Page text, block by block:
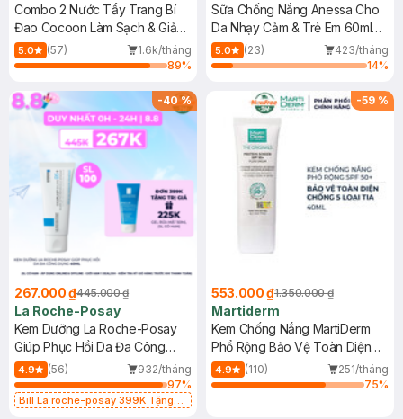
Combo 2 Nước Tẩy Trang Bí
Đao Cocoon Làm Sạch & Giảm
Dầu 500ml
5.0 (57)
1.6k/tháng
89%
Sữa Chống Nắng Anessa Cho
Da Nhạy Cảm & Trẻ Em 60ml
(Mới)
5.0 (23)
423/tháng
14%
-40%
267.000 ₫445.000 ₫
La Roche-Posay
Kem Dưỡng La Roche-Posay
Giúp Phục Hồi Da Đa Công
Dụng 40ml
4.9 (56)
932/tháng
97%
Bill La roche-posay 399K Tặng
-59 %
553.000 ₫1.350.000 ₫
Martiderm
Kem Chống Nắng MartiDerm
Phổ Rộng Bảo Vệ Toàn Diện
40ml
4.9 (110)
251/tháng
75%